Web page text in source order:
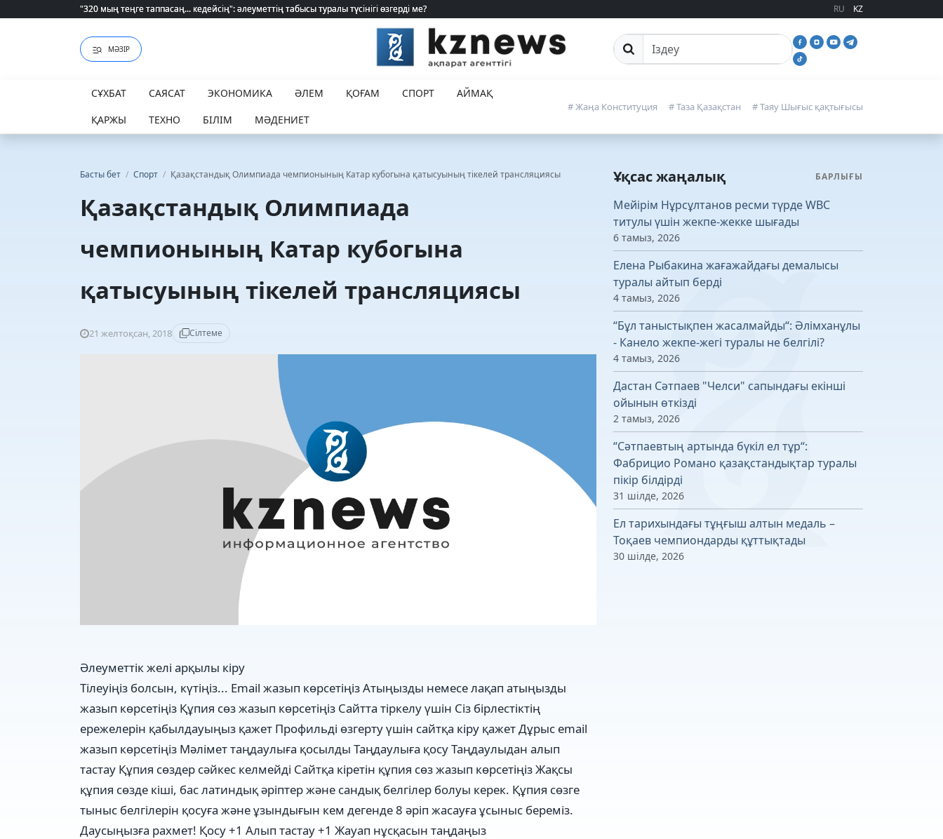
Қайрат Боранбаев лауазымды қызметке тағайындалды RU KZ
МӘЗІР Сайттан іздеу
СҰХБАТ САЯСАТ ЭКОНОМИКА ӘЛЕМ ҚОҒАМ СПОРТ
АЙМАҚ
ҚАРЖЫ
ТЕХНО БІЛІМ МӘДЕНИЕТ
# Жаңа Конституция # Таза Қазақстан # Таяу Шығыс қақтығысы
Басты бет / Спорт / Қазақстандық Олимпиада чемпионының Катар кубогына қатысуының тікелей трансляциясы
Қазақстандық Олимпиада
чемпионының Катар кубогына
қатысуының тікелей трансляциясы
21 желтоқсан, 2018 Сілтеме
Әлеуметтік желі арқылы кіру
Тілеуіңіз болсын, күтіңіз... Email жазып көрсетіңізАтыңызды немесе лақап атыңызды
жазып көрсетіңіз Құпия сөз жазып көрсетіңіз Сайтта тіркелу үшін Сіз бірлестіктің
ережелерін қабылдауыңыз қажет Профильді өзгерту үшін сайтқа кіру қажетДұрыс email
жазып көрсетіңіз Мәлімет таңдаулыға қосылды Таңдаулыға қосуТаңдаулыдан алып
тастау Құпия сөздер сәйкес келмейді Сайтқа кіретін құпия сөз жазып көрсетіңізЖақсы
құпия сөзде кіші, бас латиндық әріптер және сандық белгілер болуы керек. Құпия сөзге
тыныс белгілерін қосуға және ұзындығын кем дегенде 8 әріп жасауға ұсыныс береміз.
Даусыңызға рахмет! Қосу +1 Алып тастау +1 Жауап нұсқасын таңдаңыз
Ұқсас жаңалық БАРЛЫҒЫ
Мейірім Нұрсұлтанов ресми түрде WBC
титулы үшін жекпе-жекке шығады
6 тамыз, 2026
Елена Рыбакина жағажайдағы демалысы
туралы айтып берді
4 тамыз, 2026
“Бұл таныстықпен жасалмайды“: Әлімханұлы
- Канело жекпе-жегі туралы не белгілі?
4 тамыз, 2026
Дастан Сәтпаев "Челси" сапындағы екінші
ойынын өткізді
2 тамыз, 2026
“Сәтпаевтың артында бүкіл ел тұр“:
Фабрицио Романо қазақстандықтар туралы
пікір білдірді
31 шілде, 2026
Ел тарихындағы тұңғыш алтын медаль –
Тоқаев чемпиондарды құттықтады
30 шілде, 2026